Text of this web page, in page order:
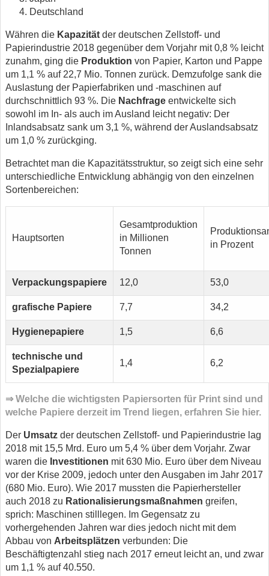
Deutschland
Währen die Kapazität der deutschen Zellstoff- und
Papierindustrie 2018 gegenüber dem Vorjahr mit 0,8 % leicht
zunahm, ging die Produktion von Papier, Karton und Pappe
um 1,1 % auf 22,7 Mio. Tonnen zurück. Demzufolge sank die
Auslastung der Papierfabriken und -maschinen auf
durchschnittlich 93 %. Die Nachfrage entwickelte sich
sowohl im In- als auch im Ausland leicht negativ: Der
Inlandsabsatz sank um 3,1 %, während der Auslandsabsatz
um 1,0 % zurückging.
Betrachtet man die Kapazitätsstruktur, so zeigt sich eine sehr
unterschiedliche Entwicklung abhängig von den einzelnen
Sortenbereichen:
Hauptsorten
Gesamtproduktion
in Millionen
Tonnen
in Prozent
Verpackungspapiere 12,0 53,0
grafische Papiere 7,7 34,2
Hygienepapiere 1,5 6,6
technische und
Spezialpapiere
1,4 6,2
⇒ Welche die wichtigsten Papiersorten für Print sind und
welche Papiere derzeit im Trend liegen, erfahren Sie hier.
Der Umsatz der deutschen Zellstoff- und Papierindustrie lag
2018 mit 15,5 Mrd. Euro um 5,4 % über dem Vorjahr. Zwar
waren die Investitionen mit 630 Mio. Euro über dem Niveau
vor der Krise 2009, jedoch unter den Ausgaben im Jahr 2017
(680 Mio. Euro). Wie 2017 mussten die Papierhersteller
auch 2018 zu Rationalisierungsmaßnahmen greifen,
sprich: Maschinen stilllegen. Im Gegensatz zu
vorhergehenden Jahren war dies jedoch nicht mit dem
Abbau von Arbeitsplätzen verbunden: Die
Beschäftigtenzahl stieg nach 2017 erneut leicht an, und zwar
um 1,1 % auf 40.550.